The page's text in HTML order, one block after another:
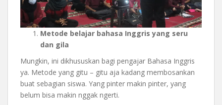
Metode belajar bahasa Inggris yang seru
dan gila
Mungkin, ini dikhususkan bagi pengajar Bahasa Inggris
ya. Metode yang gitu – gitu aja kadang membosankan
buat sebagian siswa. Yang pinter makin pinter, yang
belum bisa makin nggak ngerti.